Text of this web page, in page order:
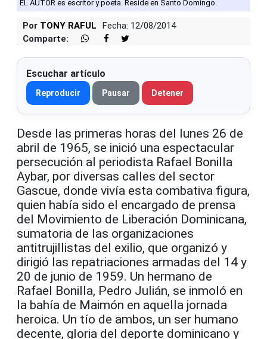
EL AUTOR es escritor y poeta. Reside en Santo Domingo.
Por TONY RAFUL
Fecha: 12/08/2014
Comparte:
Escuchar artículo
Reproducir Pausar Detener
Desde las primeras horas del lunes 26 de
abril de 1965, se inició una espectacular
persecución al periodista Rafael Bonilla
Aybar, por diversas calles del sector
Gascue, donde vivía esta combativa figura,
quien había sido el encargado de prensa
del Movimiento de Liberación Dominicana,
sumatoria de las organizaciones
antitrujillistas del exilio, que organizó y
dirigió las repatriaciones armadas del 14 y
20 de junio de 1959. Un hermano de
Rafael Bonilla, Pedro Julián, se inmoló en
la bahía de Maimón en aquella jornada
heroica. Un tío de ambos, un ser humano
decente, gloria del deporte dominicano y